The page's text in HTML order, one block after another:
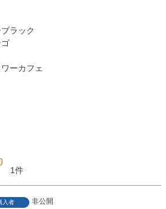
ラック
ーカフェ
1
入者
非公開